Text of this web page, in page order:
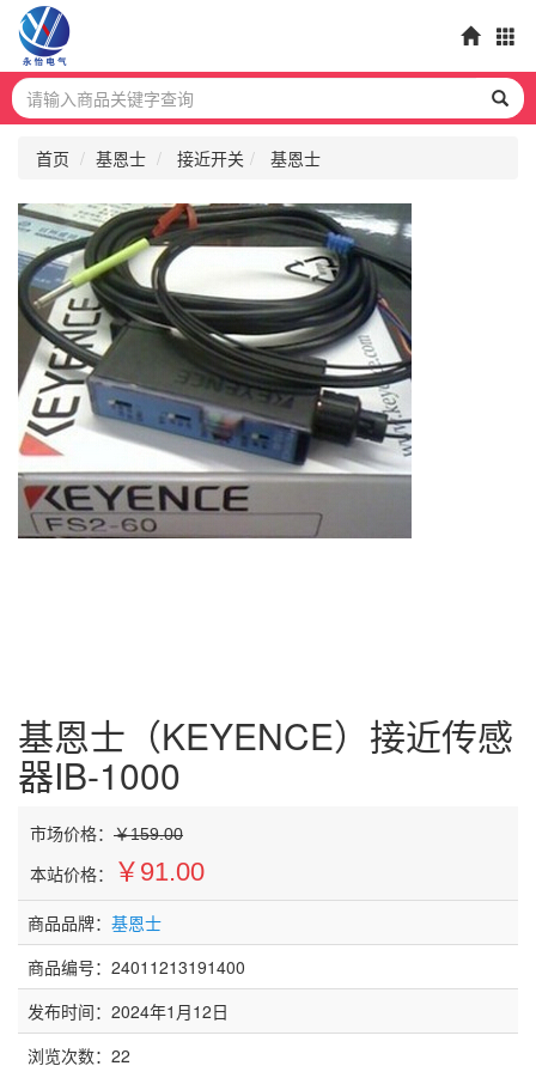
首页 基恩士 接近开关 基恩士
基恩士（KEYENCE）接近传感
器IB-1000
市场价格： ￥159.00
本站价格： ￥91.00
商品品牌： 基恩士
商品编号：24011213191400
发布时间：2024年1月12日
浏览次数： 22